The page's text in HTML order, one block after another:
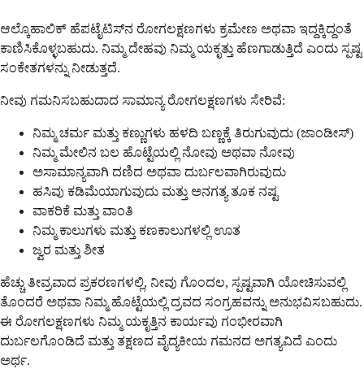
ಆಲ್ಕೊಹಾಲಿಕ್ ಹೆಪಟೈಟಿಸ್‌ನ ರೋಗಲಕ್ಷಣಗಳು ಕ್ರಮೇಣ ಅಥವಾ ಇದ್ದಕ್ಕಿದ್ದಂತೆ
ಕಾಣಿಸಿಕೊಳ್ಳಬಹುದು. ನಿಮ್ಮ ದೇಹವು ನಿಮ್ಮ ಯಕೃತ್ತು ಹೆಣಗಾಡುತ್ತಿದೆ ಎಂದು ಸ್ಪಷ್ಟ
ಸಂಕೇತಗಳನ್ನು ನೀಡುತ್ತದೆ.
ನೀವು ಗಮನಿಸಬಹುದಾದ ಸಾಮಾನ್ಯ ರೋಗಲಕ್ಷಣಗಳು ಸೇರಿವೆ:
ನಿಮ್ಮ ಚರ್ಮ ಮತ್ತು ಕಣ್ಣುಗಳು ಹಳದಿ ಬಣ್ಣಕ್ಕೆ ತಿರುಗುವುದು (ಜಾಂಡೀಸ್)
ನಿಮ್ಮ ಮೇಲಿನ ಬಲ ಹೊಟ್ಟೆಯಲ್ಲಿ ನೋವು ಅಥವಾ ನೋವು
ಅಸಾಮಾನ್ಯವಾಗಿ ದಣಿದ ಅಥವಾ ದುರ್ಬಲವಾಗಿರುವುದು
ಹಸಿವು ಕಡಿಮೆಯಾಗುವುದು ಮತ್ತು ಅನಗತ್ಯ ತೂಕ ನಷ್ಟ
ವಾಕರಿಕೆ ಮತ್ತು ವಾಂತಿ
ನಿಮ್ಮ ಕಾಲುಗಳು ಮತ್ತು ಕಣಕಾಲುಗಳಲ್ಲಿ ಊತ
ಜ್ವರ ಮತ್ತು ಶೀತ
ಹೆಚ್ಚು ತೀವ್ರವಾದ ಪ್ರಕರಣಗಳಲ್ಲಿ, ನೀವು ಗೊಂದಲ, ಸ್ಪಷ್ಟವಾಗಿ ಯೋಚಿಸುವಲ್ಲಿ
ತೊಂದರೆ ಅಥವಾ ನಿಮ್ಮ ಹೊಟ್ಟೆಯಲ್ಲಿ ದ್ರವದ ಸಂಗ್ರಹವನ್ನು ಅನುಭವಿಸಬಹುದು.
ಈ ರೋಗಲಕ್ಷಣಗಳು ನಿಮ್ಮ ಯಕೃತ್ತಿನ ಕಾರ್ಯವು ಗಂಭೀರವಾಗಿ
ದುರ್ಬಲಗೊಂಡಿದೆ ಮತ್ತು ತಕ್ಷಣದ ವೈದ್ಯಕೀಯ ಗಮನದ ಅಗತ್ಯವಿದೆ ಎಂದು
ಅರ್ಥ.